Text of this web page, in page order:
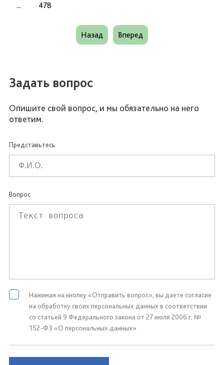
... 478
Назад Вперед
Задать вопрос
Опишите свой вопрос, и мы обязательно на него
ответим.
Представьтесь
Вопрос
Нажимая на кнопку «Отправить вопрос», вы даете согласие
на обработку своих персональных данных в соответствии
со статьей 9 Федерального закона от 27 июля 2006 г. №
152-ФЗ «О персональных данных»